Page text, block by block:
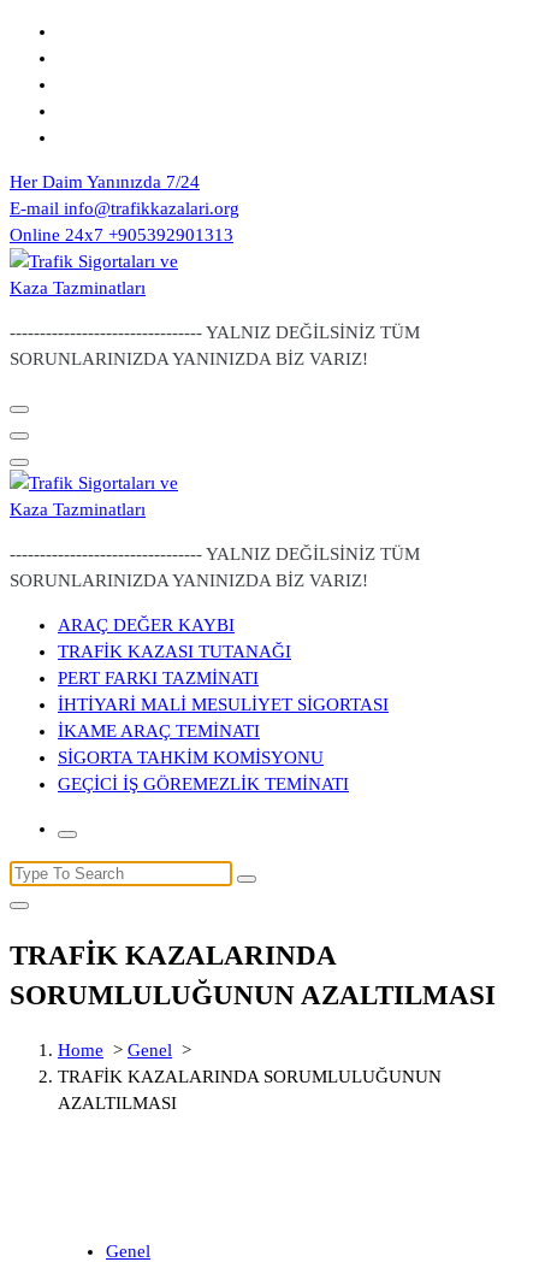
Skip
content
Her Daim Yanınızda 7/24
E-mail info@trafikkazalari.org
Online 24x7 +905392901313
-------------------------------- YALNIZ DEĞİLSİNİZ TÜM
SORUNLARINIZDA YANINIZDA BİZ VARIZ!
-------------------------------- YALNIZ DEĞİLSİNİZ TÜM
SORUNLARINIZDA YANINIZDA BİZ VARIZ!
ARAÇ DEĞER KAYBI
TRAFİK KAZASI TUTANAĞI
PERT FARKI TAZMİNATI
İHTİYARİ MALİ MESULİYET SİGORTASI
İKAME ARAÇ TEMİNATI
SİGORTA TAHKİM KOMİSYONU
GEÇİCİ İŞ GÖREMEZLİK TEMİNATI
Search
for:
TRAFİK KAZALARINDA
SORUMLULUĞUNUN AZALTILMASI
Home > Genel >
TRAFİK KAZALARINDA SORUMLULUĞUNUN
AZALTILMASI
Genel